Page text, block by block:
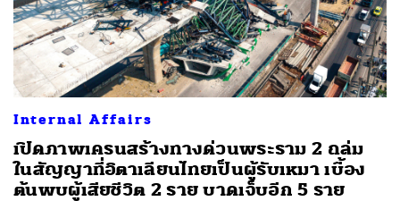
Internal Affairs
เปิดภาพเครนสร้างทางด่วนพระราม 2 ถล่ม
ในสัญญาที่อิตาเลียนไทยเป็นผู้รับเหมา เบื้อง
ต้นพบผู้เสียชีวิต 2 ราย บาดเจ็บอีก 5 ราย